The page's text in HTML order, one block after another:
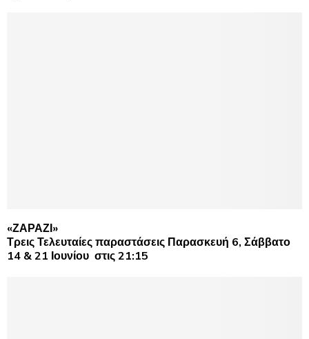
«ΖΑΡΑΖΙ»
Τρεις Τελευταίες παραστάσεις Παρασκευή 6, Σάββατο
14 & 21 Ιουνίου στις 21:15